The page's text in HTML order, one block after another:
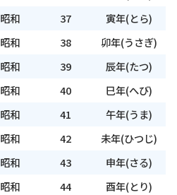
昭和 37 寅年(とら)
昭和 38 卯年(うさぎ)
昭和 39 辰年(たつ)
昭和 40 巳年(へび)
昭和 41 午年(うま)
昭和 42 未年(ひつじ)
昭和 43 申年(さる)
昭和 44 酉年(とり)